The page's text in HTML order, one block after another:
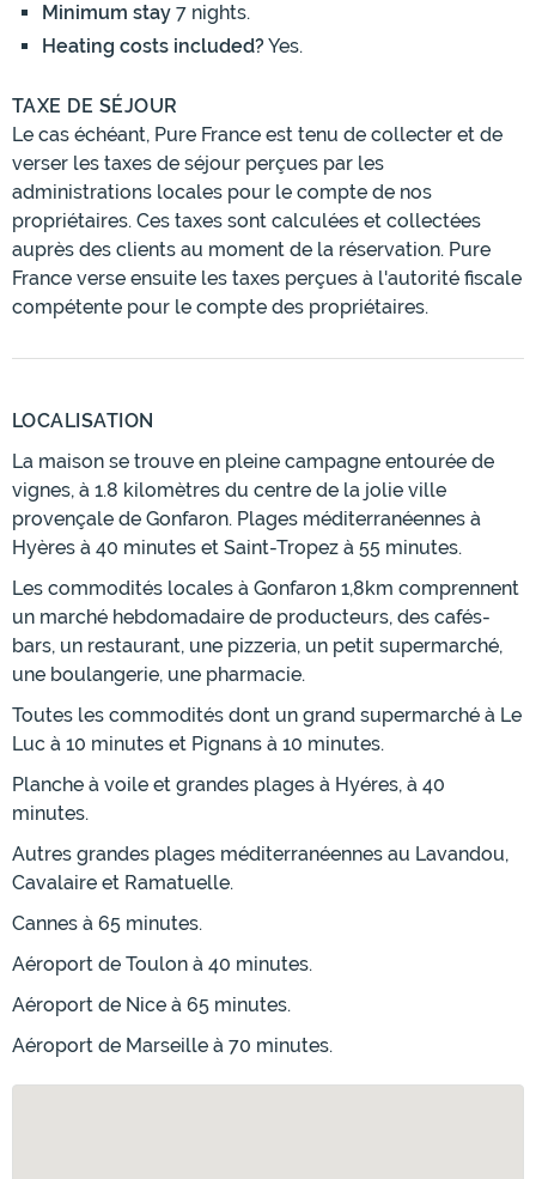
Minimum stay 7 nights.
Heating costs included?Yes.
TAXE DE SÉJOUR
Le cas échéant, Pure France est tenu de collecter et de
verser les taxes de séjour perçues par les
administrations locales pour le compte de nos
propriétaires. Ces taxes sont calculées et collectées
auprès des clients au moment de la réservation. Pure
France verse ensuite les taxes perçues à l'autorité fiscale
compétente pour le compte des propriétaires.
LOCALISATION
La maison se trouve en pleine campagne entourée de
vignes, à 1.8 kilomètres du centre de la jolie ville
provençale de Gonfaron. Plages méditerranéennes à
Hyères à 40 minutes et Saint-Tropez à 55 minutes.
Les commodités locales à Gonfaron 1,8km comprennent
un marché hebdomadaire de producteurs, des cafés-
bars, un restaurant, une pizzeria, un petit supermarché,
une boulangerie, une pharmacie.
Toutes les commodités dont un grand supermarché à Le
Luc à 10 minutes et Pignans à 10 minutes.
Planche à voile et grandes plages à Hyéres, à 40
minutes.
Autres grandes plages méditerranéennes au Lavandou,
Cavalaire et Ramatuelle.
Cannes à 65 minutes.
Aéroport de Toulon à 40 minutes.
Aéroport de Nice à 65 minutes.
Aéroport de Marseille à 70 minutes.